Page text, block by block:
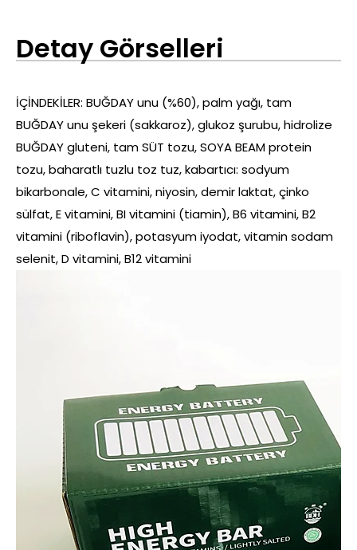
Detay Görselleri
İÇİNDEKİLER: BUĞDAYunu (%60), palm yağı, tam
BUĞDAYunu şekeri (sakkaroz), glukoz şurubu, hidrolize
BUĞDAYgluteni, tamSÜT tozu,SOYA BEAMprotein
tozu, baharatlı tuzlu toz tuz, kabartıcı: sodyum
bikarbonale, C vitamini, niyosin, demir laktat, çinko
sülfat, E vitamini, BI vitamini (tiamin), B6 vitamini, B2
vitamini (riboflavin), potasyum iyodat, vitamin sodam
selenit, D vitamini, B12 vitamini